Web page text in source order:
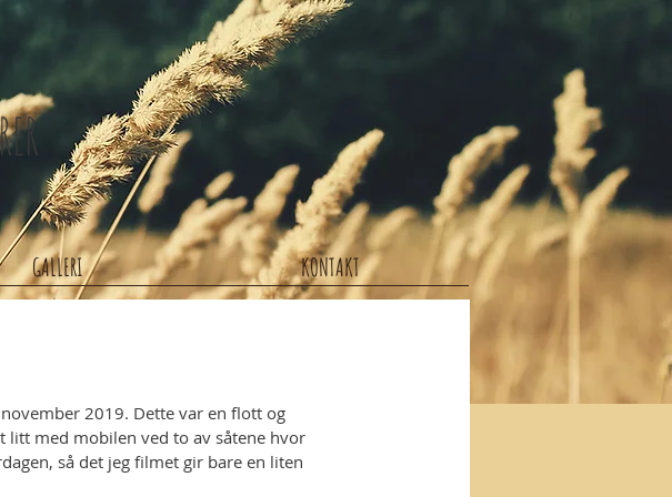
GALLERI KONTAKT
2019. Dette var en flott og
litt med mobilen ved to av såtene hvor
så det jeg filmet gir bare en liten